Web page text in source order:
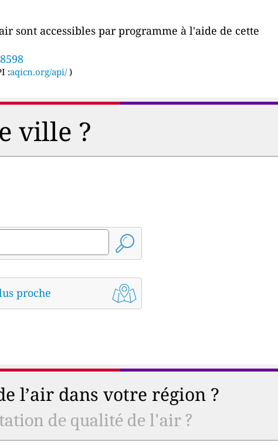
sont accessibles par programme à l'aide de cette
:aqicn.org/api/ )
ville ?
proche
l’air dans votre région ?
de qualité de l'air ?